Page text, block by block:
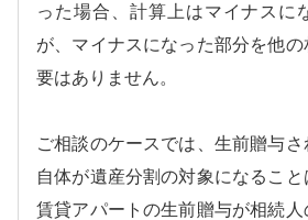
った場合、計算上はマイナスに
が、マイナスになった部分を他
要はありません。
ご相談のケースでは、生前贈与さ
自体が遺産分割の対象になること
賃貸アパートの生前贈与が相続人